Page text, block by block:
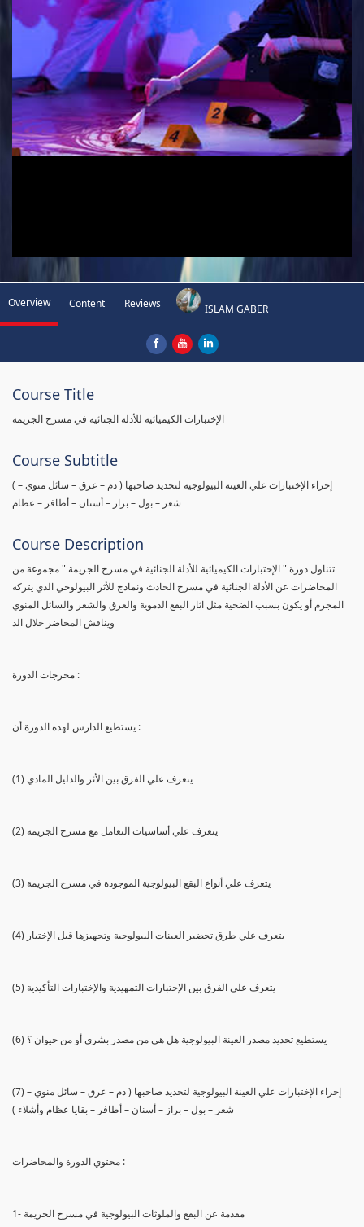
Overview Content Reviews ISLAM GABER
Course Title
الإختبارات الكيميائية للأدلة الجنائية في مسرح الجريمة
Course Subtitle
( إجراء الإختبارات علي العينة البيولوجية لتحديد صاحبها ( دم – عرق – سائل منوي –
شعر – بول – براز – أسنان – أظافر – عظام
Course Description
تتناول دورة " الإختبارات الكيميائية للأدلة الجنائية في مسرح الجريمة " مجموعة من
المحاضرات عن الأدلة الجنائية في مسرح الحادث ونماذج للأثر البيولوجي الذي يتركه
المجرم أو يكون بسبب الضحية مثل اثار البقع الدموية والعرق والشعر والسائل المنوي
ويناقش المحاضر خلال الد
مخرجات الدورة :
يستطيع الدارس لهذه الدورة أن :
(1) يتعرف علي الفرق بين الأثر والدليل المادي
(2) يتعرف علي أساسيات التعامل مع مسرح الجريمة
(3) يتعرف علي أنواع البقع البيولوجية الموجودة في مسرح الجريمة
(4) يتعرف علي طرق تحضير العينات البيولوجية وتجهيزها قبل الإختبار
(5) يتعرف علي الفرق بين الإختبارات التمهيدية والإختبارات التأكيدية
(6) يستطيع تحديد مصدر العينة البيولوجية هل هي من مصدر بشري أو من حيوان ؟
(7) إجراء الإختبارات علي العينة البيولوجية لتحديد صاحبها ( دم – عرق – سائل منوي –
شعر – بول – براز – أسنان – أظافر – بقايا عظام وأشلاء )
محتوي الدورة والمحاضرات :
1- مقدمة عن البقع والملوثات البيولوجية في مسرح الجريمة